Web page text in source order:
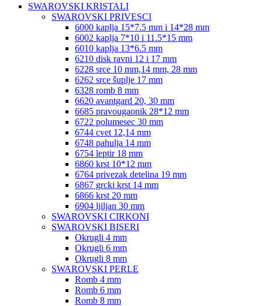
SWAROVSKI KRISTALI
SWAROVSKI PRIVESCI
6000 kaplja 15*7.5 mm i 14*28 mm
6002 kaplja 7*10 i 11.5*15 mm
6010 kaplja 13*6.5 mm
6210 disk ravni 12 i 17 mm
6228 srce 10 mm,14 mm, 28 mm
6262 srce šuplje 17 mm
6328 romb 8 mm
6620 avantgard 20, 30 mm
6685 pravougaonik 28*12 mm
6722 polumesec 30 mm
6744 cvet 12,14 mm
6748 pahulja 14 mm
6754 leptir 18 mm
6860 krst 10*12 mm
6764 privezak detelina 19 mm
6867 grcki krst 14 mm
6866 krst 20 mm
6904 ljiljan 30 mm
SWAROVSKI CIRKONI
SWAROVSKI BISERI
Okrugli 4 mm
Okrugli 6 mm
Okrugli 8 mm
SWAROVSKI PERLE
Romb 4 mm
Romb 6 mm
Romb 8 mm